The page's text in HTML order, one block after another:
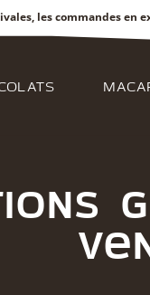
les commandes en